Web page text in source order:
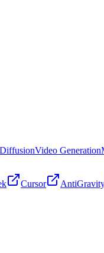
Video Generation
Cursor